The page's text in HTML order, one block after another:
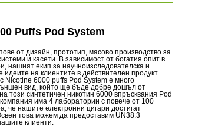
Puffs Pod System
от дизайн, прототип, масово производство за
и касети. В зависимост от богатия опит в
нашият екип за научноизследователска и
на клиентите в действителен продукт
Nicotine 6000 puffs Pod System е много
вид, който ще бъде добре дошъл от
този синтетичен никотин 6000 впръсквания Pod
има 4 лаборатории с повече от 100
че нашите електронни цигари достигат
това можем да предоставим UN38.3
клиенти.